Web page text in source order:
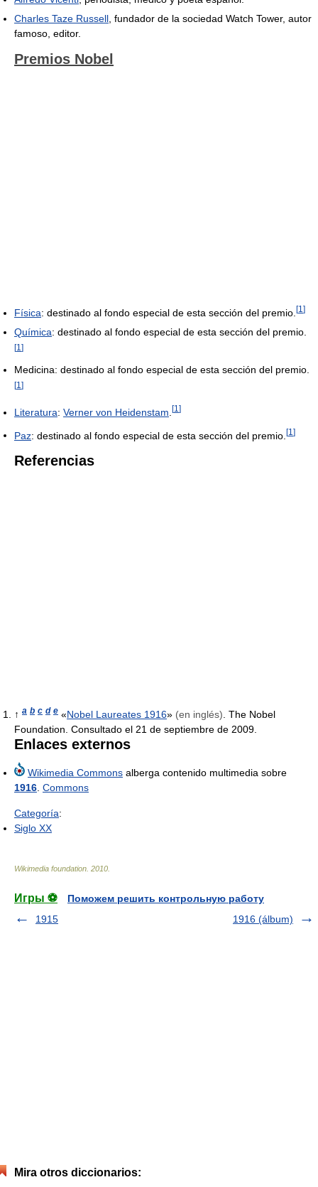
Charles Taze Russell , fundador de la sociedad Watch Tower, autor
famoso, editor.
Premios Nobel
Física: destinado al fondo especial de esta sección del premio. [1 ]
Química: destinado al fondo especial de esta sección del premio.
[1 ]
Medicina: destinado al fondo especial de esta sección del premio.
[1 ]
Literatura: Verner von Heidenstam [1 ]
Paz: destinado al fondo especial de esta sección del premio. [1 ]
Referencias
↑ a b c d e «Nobel Laureates 1916» (en inglés) . The Nobel
Foundation. Consultado el 21 de septiembre de 2009.
Enlaces externos
Wikimedia Commons alberga contenido multimedia sobre
1916 Commons
Categoría:
Siglo XX
Wikimedia foundation 2010
Игры ⚽
Поможем решить контрольную работу
1915
1916 (álbum)
Mira otros diccionarios: